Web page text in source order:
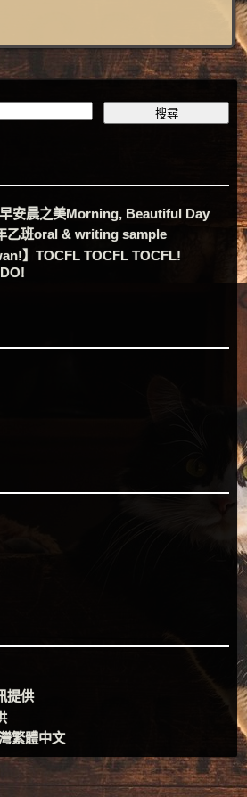
安晨之美Morning, Beautiful Day
乙班oral & writing sample
】TOCFL TOCFL TOCFL!
提供
繁體中文